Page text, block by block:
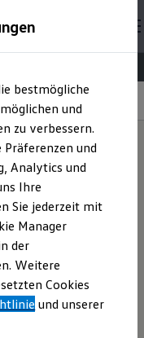
finden
& konfigurieren
in die
1
können Sie nun
und Podcasts
Ihr neues
Ihren
bestmögliche
und
zu verbessern.
und
Analytics und
Ihre
Sie jederzeit mit
Manager
der
Weitere
Cookies
und unserer